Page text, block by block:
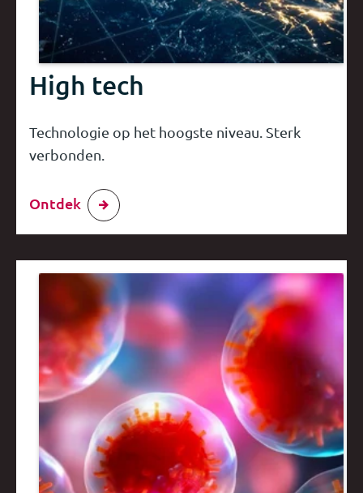
High tech
Technologie op het hoogste niveau. Sterk
verbonden.
Ontdek